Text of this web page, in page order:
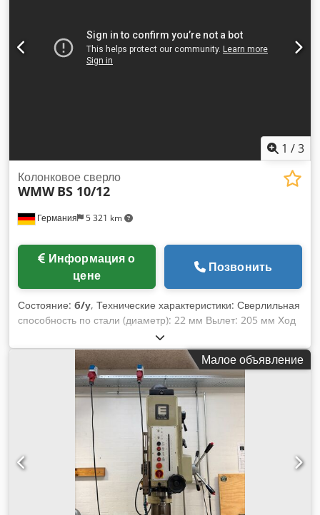
двигателя 5,6 кВт -Кнопка аварийной остановки /
включения-выключения -Различный инструмент /
сверлильный патрон / быстросменные патроны, включая
1 /3
Германия 5 321 km
Колонковое сверло
WMW BS 10/12
цене
Позвонить
Состояние: б/у, Технические характеристики: Сверлильная
способность по стали (диаметр): 22 мм Вылет: 205 мм Ход
шпинделя: 100 мм Конус шпинделя: MK2 Скорость
шпинделя: 2 ступени об/мин Подача: ручная мм/об Макс.
расстояние шпиндель/стол: 150 - 600 мм Опорная
поверхность основания: 350 x 400 мм Опорная
поверхность стола: 360 x 280 мм Поворот стола: 360°
Регулировка высоты стола: 450 мм с рукояткой Диаметр
колонны: Ø 100 мм Dcedpfxevxf Irs An Iek Управляющее
напряжение: 380 В Общая потребляемая мощность: 0,8
кВт Масса станка, ок.: 270 кг Габариты станка, ок. ДхШхВ:
0,6 x 0,5 x 1,95 м Колонный сверлильный станок в
комплекте с машинными тисками. Техническая
документация прилагается.
Малое объявление